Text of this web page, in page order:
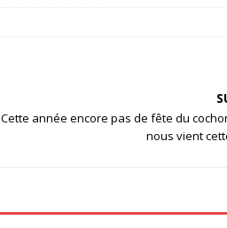
Cette année encore pas de fête du
nous vient